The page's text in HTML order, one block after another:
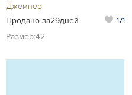
Джемпер
Продано за29дней
171
Размер:42